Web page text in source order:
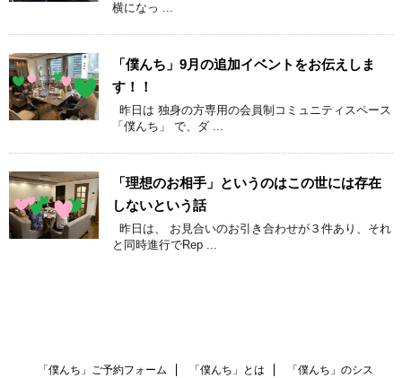
横になっ ...
「僕んち」9月の追加イベントをお伝えしま
す！！
昨日は 独身の方専用の会員制コミュニティスペース
「僕んち」 で、ダ ...
「理想のお相手」というのはこの世には存在
しないという話
昨日は、 お見合いのお引き合わせが３件あり、それ
と同時進行でRep ...
「僕んち」ご予約フォーム 「僕んち」とは 「僕んち」のシス